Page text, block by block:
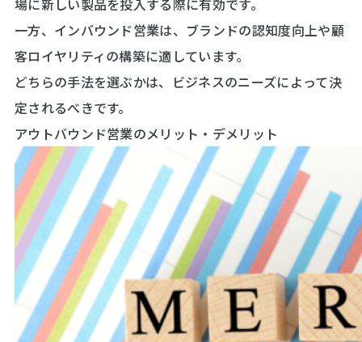
一方、インバウンド営業は、ブランドの認知度向上や顧
客ロイヤリティの構築に適しています。
どちらの手法を選ぶかは、ビジネスのニーズによって決
定されるべきです。
アウトバウンド営業のメリット・デメリット